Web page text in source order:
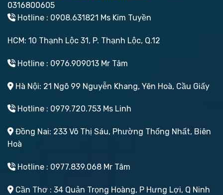
0316800605
Hotline : 0908.631821 Ms Kim Tuyền
HCM: 10 Thạnh Lộc 31, P. Thạnh Lộc, Q.12
Hotline : 0976.909013 Mr Tâm
Hà Nội: 21 Ngõ 99 Nguyễn Khang, Yên Hoà, Cầu Giấy
Hotline : 0979.720.753 Ms Linh
Đồng Nai: 233 Võ Thị Sáu, Phường Thống Nhất, Biên
Hoà
Hotline : 0977.839.068 Mr Tâm
Cần Thơ : 34 Quản Trọng Hoàng, P Hưng Lợi, Q Ninh